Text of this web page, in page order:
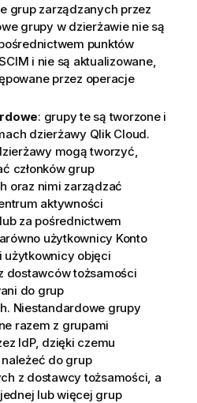
grup zarządzanych przez
grupy w dzierżawie nie są
punktów
i nie są aktualizowane,
przez operacje
: grupy te są tworzone i
dzierżawy Qlik Cloud.
mogą tworzyć,
członków grup
oraz nimi zarządzać
aktywności
za pośrednictwem
użytkownicy Konto
i użytkownicy objęci
dostawców tożsamości
do grup
Niestandardowe grupy
razem z grupami
IdP, dzięki czemu
do grup
z dostawcy tożsamości, a
lub więcej grup